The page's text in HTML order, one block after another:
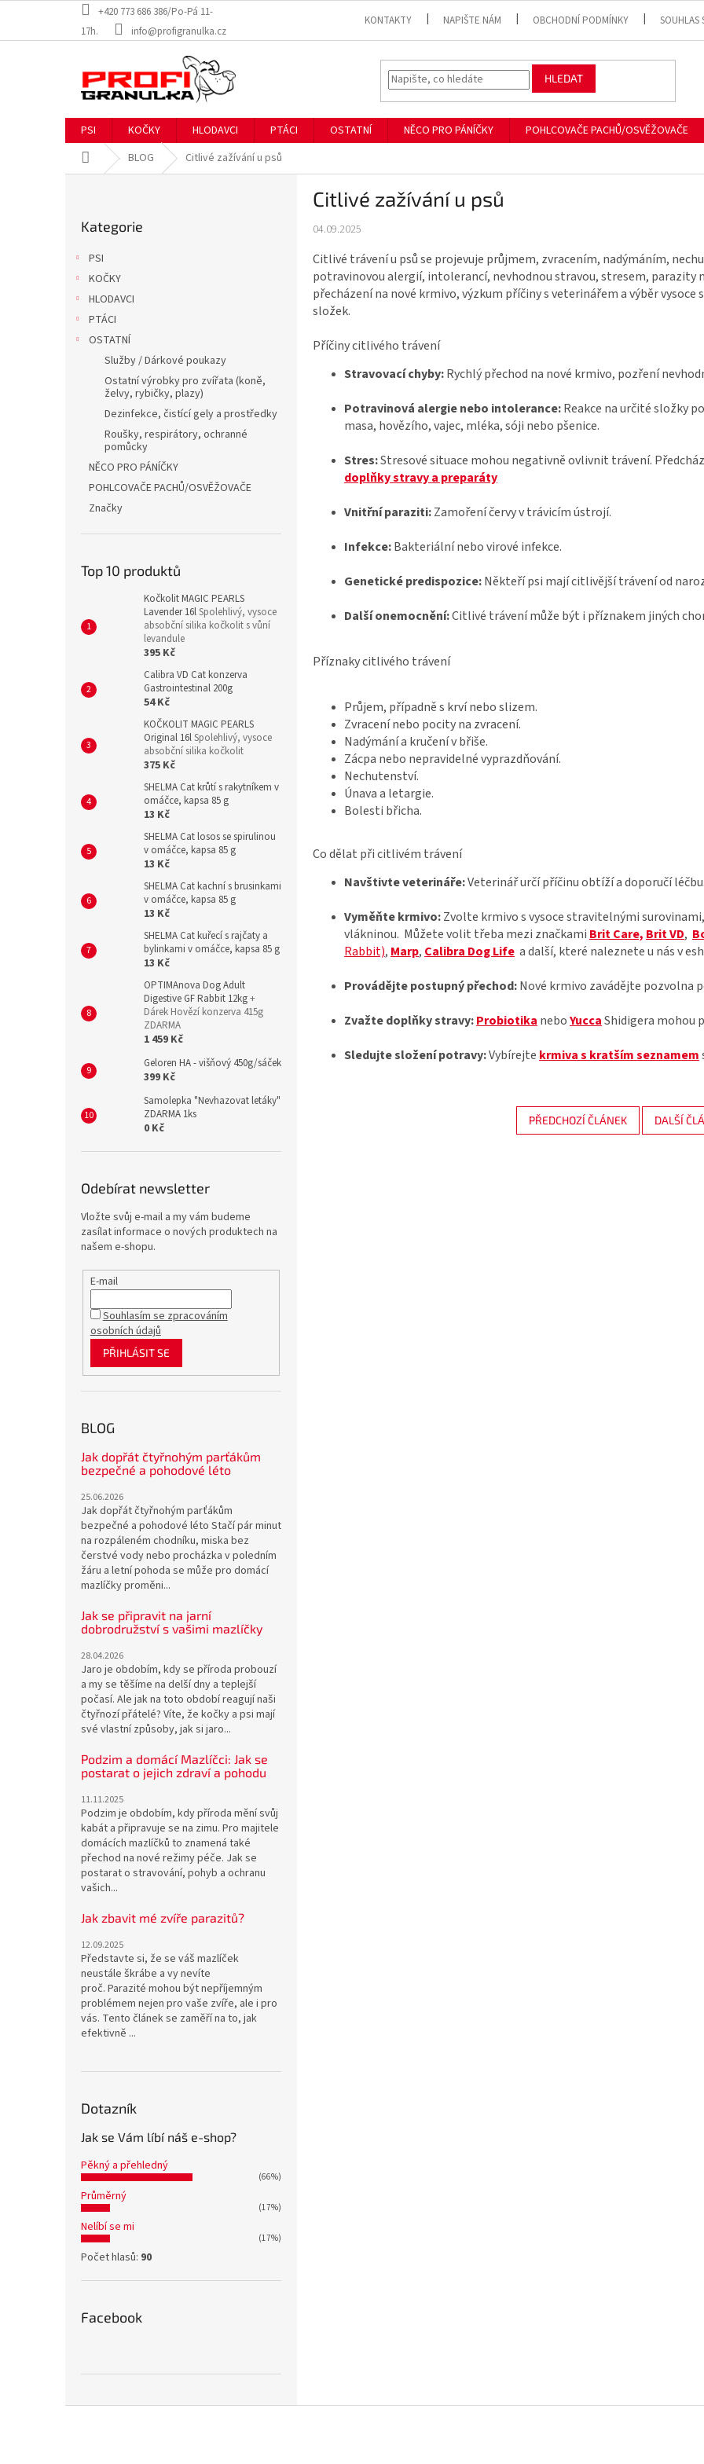
obsah
+420 773 686 386/Po-Pá 11-
17h.
info@profigranulka.cz
KONTAKTY NAPIŠTE NÁM OBCHODNÍ PODMÍNKY
HLEDAT
PSI KOČKY HLODAVCI PTÁCI OSTATNÍ NĚCO PRO PÁNÍČKY
POHLCOVAČE PACHŮ/OSVĚŽOVAČE
Domů BLOG Citlivé zažívání u psů
kategorie
Kategorie
PSI
KOČKY
HLODAVCI
PTÁCI
OSTATNÍ
Služby / Dárkové poukazy
Ostatní výrobky pro zvířata (koně,
želvy, rybičky, plazy)
Dezinfekce, čistící gely a prostředky
Roušky, respirátory, ochranné
pomůcky
NĚCO PRO PÁNÍČKY
POHLCOVAČE PACHŮ/OSVĚŽOVAČE
Značky
Top 10 produktů
Kočkolit MAGIC PEARLS
Lavender 16lSpolehlivý, vysoce
absobční silika kočkolit s vůní
levandule
395 Kč
Calibra VD Cat konzerva
Gastrointestinal 200g
54 Kč
KOČKOLIT MAGIC PEARLS
Original 16lSpolehlivý, vysoce
absobční silika kočkolit
375 Kč
SHELMA Cat krůtí s rakytníkem v
omáčce, kapsa 85 g
13 Kč
SHELMA Cat losos se spirulinou
v omáčce, kapsa 85 g
13 Kč
SHELMA Cat kachní s brusinkami
v omáčce, kapsa 85 g
13 Kč
SHELMA Cat kuřecí s rajčaty a
bylinkami v omáčce, kapsa 85 g
13 Kč
OPTIMAnova Dog Adult
Digestive GF Rabbit 12kg+
Dárek Hovězí konzerva 415g
ZDARMA
1 459 Kč
Geloren HA - višňový 450g/sáček
399 Kč
Samolepka "Nevhazovat letáky"
ZDARMA 1ks
0 Kč
Odebírat newsletter
Vložte svůj e-mail a my vám budeme
zasílat informace o nových produktech na
našem e-shopu.
E-mail
Souhlasím se zpracováním
osobních údajů
PŘIHLÁSIT SE
BLOG
Jak dopřát čtyřnohým parťákům
bezpečné a pohodové léto
25.06.2026
Jak dopřát čtyřnohým parťákům
bezpečné a pohodové léto Stačí pár minut
na rozpáleném chodníku, miska bez
čerstvé vody nebo procházka v poledním
žáru a letní pohoda se může pro domácí
mazlíčky proměni...
Jak se připravit na jarní
dobrodružství s vašimi mazlíčky
28.04.2026
Jaro je obdobím, kdy se příroda probouzí
a my se těšíme na delší dny a teplejší
počasí. Ale jak na toto období reagují naši
čtyřnozí přátelé? Víte, že kočky a psi mají
své vlastní způsoby, jak si jaro...
Podzim a domácí Mazlíčci: Jak se
postarat o jejich zdraví a pohodu
11.11.2025
Podzim je obdobím, kdy příroda mění svůj
kabát a připravuje se na zimu. Pro majitele
domácích mazlíčků to znamená také
přechod na nové režimy péče. Jak se
postarat o stravování, pohyb a ochranu
vašich...
Jak zbavit mé zvíře parazitů?
12.09.2025
Představte si, že se váš mazlíček
neustále škrábe a vy nevíte
proč. Parazité mohou být nepříjemným
problémem nejen pro vaše zvíře, ale i pro
vás. Tento článek se zaměří na to, jak
efektivně ...
Dotazník
Jak se Vám líbí náš e-shop?
Pěkný a přehledný
(66%)
Průměrný
(17%)
Nelíbí se mi
(17%)
Počet hlasů: 90
Facebook
Citlivé zažívání u psů
04.09.2025
Citlivé trávení u psů se projevuje průjmem, zvracením, nadýmáním,
potravinovou alergií, intolerancí, nevhodnou stravou, stresem, parazity
přecházení na nové krmivo, výzkum příčiny s veterinářem a výběr
složek.
Příčiny citlivého trávení
Stravovací chyby:Rychlý přechod na nové krmivo, pozření
Potravinová alergie nebo intolerance:Reakce na určité složky
masa, hovězího, vajec, mléka, sóji nebo pšenice.
Stres:Stresové situace mohou negativně ovlivnit trávení.
doplňky stravy a preparáty
Vnitřní paraziti:Zamoření červy v trávicím ústrojí.
Infekce:Bakteriální nebo virové infekce.
Genetické predispozice:Někteří psi mají citlivější trávení od
Další onemocnění:Citlivé trávení může být i příznakem jiných
Příznaky citlivého trávení
Průjem, případně s krví nebo slizem.
Zvracení nebo pocity na zvracení.
Nadýmání a kručení v břiše.
Zácpa nebo nepravidelné vyprazdňování.
Nechutenství.
Únava a letargie.
Bolesti břicha.
Co dělat při citlivém trávení
Navštivte veterináře:Veterinář určí příčinu obtíží a doporučí
Vyměňte krmivo:Zvolte krmivo s vysoce stravitelnými
vlákninou. Můžete volit třeba mezi značkami Brit Care, Brit VD,
Rabbit), Marp, Calibra Dog Life a další, které naleznete u nás v
Provádějte postupný přechod:Nové krmivo zavádějte pozvolna
Zvažte doplňky stravy:Probiotika neboYuccaShidigera mohou
Sledujte složení potravy:Vybírejte krmiva s kratším seznamem
PŘEDCHOZÍ ČLÁNEK DALŠÍ